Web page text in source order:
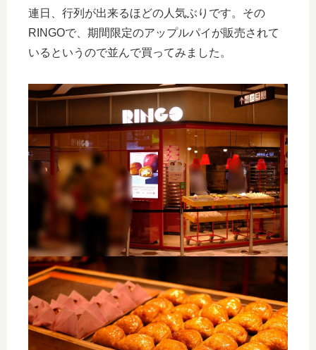
連日、行列が出来るほどの人気ぶりです。その
RINGOで、期間限定のアップルパイが販売されて
いるというので並んで買ってみました。